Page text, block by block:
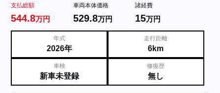
支払総額
544.8万円
車両本体価格
529.8万円
諸経費
15万円
年式
2026年
走行距離
6km
車検
新車未登録
修復歴
無し